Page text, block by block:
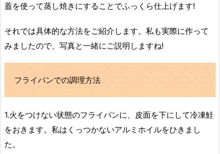
蓋を使って蒸し焼きにすることでふっくら仕上げます!
それでは具体的な方法をご紹介します。私も実際に作って
みましたので、写真と一緒にご説明しますね!
フライパンでの調理方法
1.火をつけない状態のフライパンに、皮面を下にして冷凍鮭
をおきます。私はくっつかないアルミホイルをひきまし
た。